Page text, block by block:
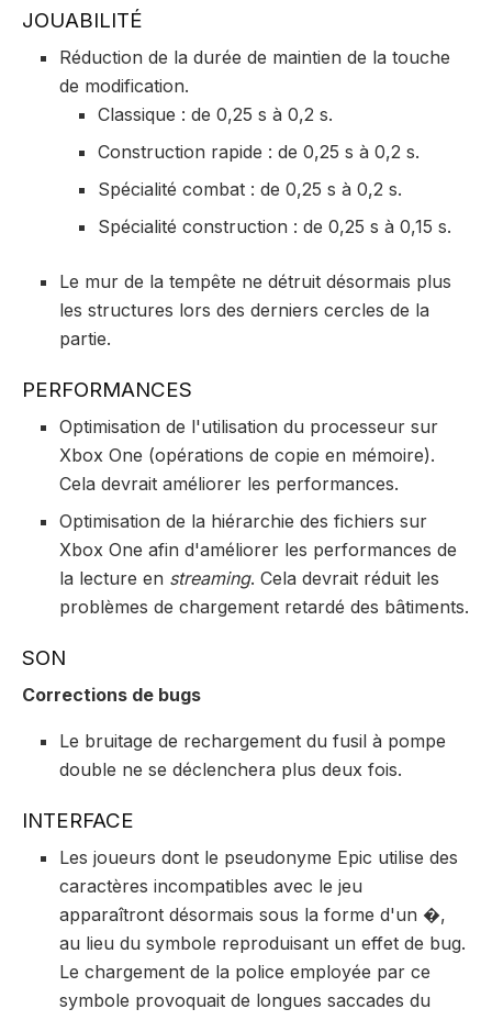
JOUABILITÉ
Réduction de la durée de maintien de la touche
de modification.
Classique : de 0,25 s à 0,2 s.
Construction rapide : de 0,25 s à 0,2 s.
Spécialité combat : de 0,25 s à 0,2 s.
Spécialité construction : de 0,25 s à 0,15 s.
Le mur de la tempête ne détruit désormais plus
les structures lors des derniers cercles de la
partie.
PERFORMANCES
Optimisation de l'utilisation du processeur sur
Xbox One (opérations de copie en mémoire).
Cela devrait améliorer les performances.
Optimisation de la hiérarchie des fichiers sur
Xbox One afin d'améliorer les performances de
la lecture en streaming. Cela devrait réduit les
problèmes de chargement retardé des bâtiments.
SON
Corrections de bugs
Le bruitage de rechargement du fusil à pompe
double ne se déclenchera plus deux fois.
INTERFACE
Les joueurs dont le pseudonyme Epic utilise des
caractères incompatibles avec le jeu
apparaîtront désormais sous la forme d'un �,
au lieu du symbole reproduisant un effet de bug.
Le chargement de la police employée par ce
symbole provoquait de longues saccades du